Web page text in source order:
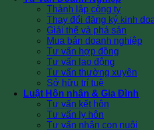
Thành lập công ty
Thay đổi đăng ký kinh
Giải thể và phá sản
Mua bán doanh nghiệp
Tư vấn hợp đồng
Tư vấn lao động
Tư vấn thường xuyên
Sở hữu trí tuệ
Luật Hôn nhân & Gia Đình
Tư vấn kết hôn
Tư vấn ly hôn
Tư vấn nhận con nuôi